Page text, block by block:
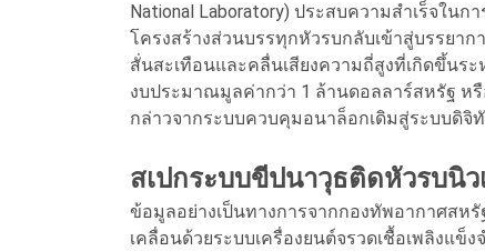
National Laboratory) ประสบความสำเร็จในก
โครงสร้างส่วนบรรทุกหัวรบกลับเข้าสู่บรรยา
สั่นสะเทือนและคลื่นเสียงความถี่สูงที่เกิดขึ้นร
งบประมาณมูลค่ากว่า 1 ล้านดอลลาร์สหรัฐ ห
กล่าวจากระบบควบคุมอนาล็อกเดิมสู่ระบบดิจิ
สเปกระบบขีปนาวุธติดหัวรบนิว
ข้อมูลอย่างเป็นทางการจากกองทัพอากาศสห
เคลื่อนด้วยระบบเครื่องยนต์จรวดเชื้อเพลิงแข็